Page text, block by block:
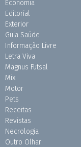
Economia
Editorial
Exterior
Guia Saúde
Informação Livre
Letra Viva
Magnus Futsal
Mix
Motor
Pets
Receitas
Revistas
Necrologia
Outro Olhar